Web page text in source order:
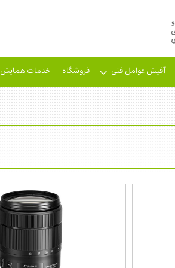
آفیش عوامل فنی فروشگاه خدمات همایش